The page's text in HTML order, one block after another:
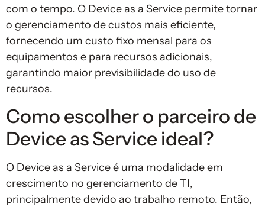
com o tempo. O Device as a Service permite tornar
o gerenciamento de custos mais eficiente,
fornecendo um custo fixo mensal para os
equipamentos e para recursos adicionais,
garantindo maior previsibilidade do uso de
recursos.
Como escolher o parceiro de
Device as Service ideal?
O Device as a Service é uma modalidade em
crescimento no gerenciamento de TI,
principalmente devido ao trabalho remoto. Então,